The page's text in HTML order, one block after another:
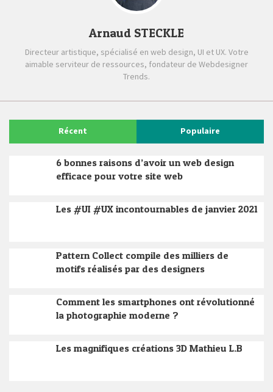
Arnaud STECKLE
Directeur artistique, spécialisé en web design, UI et UX. Votre
aimable serviteur de ressources, fondateur de Webdesigner
Trends.
Récent Populaire
6 bonnes raisons d’avoir un web design
efficace pour votre site web
Les #UI #UX incontournables de janvier 2021
Pattern Collect compile des milliers de
motifs réalisés par des designers
Comment les smartphones ont révolutionné
la photographie moderne ?
Les magnifiques créations 3D Mathieu L.B